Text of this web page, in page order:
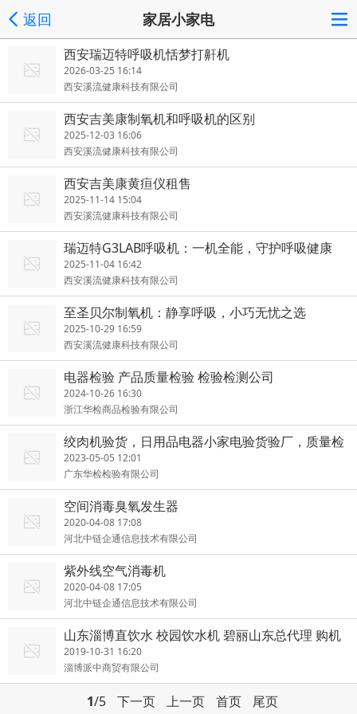
返回 家居小家电
西安瑞迈特呼吸机恬梦打鼾机
2026-03-25 16:14
西安溪流健康科技有限公司
西安吉美康制氧机和呼吸机的区别
2025-12-03 16:06
西安溪流健康科技有限公司
西安吉美康黄疸仪租售
2025-11-14 15:04
西安溪流健康科技有限公司
瑞迈特G3LAB呼吸机：一机全能，守护呼吸健康
2025-11-04 16:42
西安溪流健康科技有限公司
至圣贝尔制氧机：静享呼吸，小巧无忧之选
2025-10-29 16:59
西安溪流健康科技有限公司
电器检验 产品质量检验 检验检测公司
2024-10-26 16:30
浙江华检商品检验有限公司
绞肉机验货，日用品电器小家电验货验厂，质量检
验服务
2023-05-05 12:01
广东华检检验有限公司
空间消毒臭氧发生器
2020-04-08 17:08
河北中链企通信息技术有限公司
紫外线空气消毒机
2020-04-08 17:05
河北中链企通信息技术有限公司
山东淄博直饮水 校园饮水机 碧丽山东总代理 购机
享低价
2019-10-31 16:20
淄博派中商贸有限公司
1/5 下一页 上一页 首页 尾页